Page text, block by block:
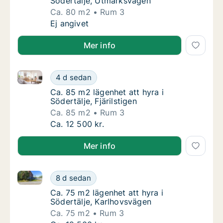
Ca. 80 m2
Rum 3
Ca. 80 m2 lägenhet att hyra i Södertälje,
Ej angivet
Mer info
Ca. 85 m2 lägenhet att hyra i Södertälje,
4 d sedan
Ca. 85 m2 lägenhet att hyra i Södertälje, Fjärilstigen
Ca. 85 m2 lägenhet att hyra i Södertälje,
Ca. 85 m2 lägenhet att hyra i
Södertälje, Fjärilstigen
Ca. 85 m2
Rum 3
Ca. 85 m2 lägenhet att hyra i Södertälje,
Ca. 12 500 kr.
Mer info
Ca. 75 m2 lägenhet att hyra i Södertälje,
8 d sedan
Ca. 75 m2 lägenhet att hyra i Södertälje,
Ca. 75 m2 lägenhet att hyra i Södertälje,
Ca. 75 m2 lägenhet att hyra i
Södertälje, Karlhovsvägen
Ca. 75 m2
Rum 3